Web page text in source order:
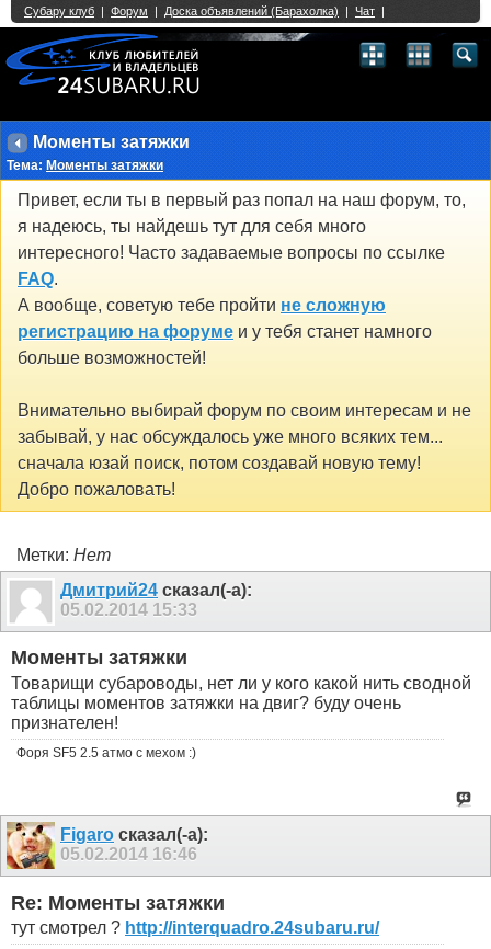
Моменты затяжки
Тема: Моменты затяжки
Привет, если ты в первый раз попал на наш форум, то,
я надеюсь, ты найдешь тут для себя много
интересного! Часто задаваемые вопросы по ссылке
FAQ.
А вообще, советую тебе пройти не сложную
регистрацию на форуме и у тебя станет намного
больше возможностей!
Внимательно выбирай форум по своим интересам и не
забывай, у нас обсуждалось уже много всяких тем...
сначала юзай поиск, потом создавай новую тему!
Добро пожаловать!
Метки: Нет
Дмитрий24 сказал(-а):
05.02.2014 15:33
Моменты затяжки
Товарищи субароводы, нет ли у кого какой нить сводной
таблицы моментов затяжки на двиг? буду очень
признателен!
Форя SF5 2.5 атмо с мехом :)
Figaro сказал(-а):
05.02.2014 16:46
Re: Моменты затяжки
тут смотрел ? http://interquadro.24subaru.ru/
Single Sign On provided byvBSSO
2 3 4 5 6 7 8 9 10 11 12 13 21 22 23 24 25 26
27 28 29 30 31 32 33 40 41 42 43